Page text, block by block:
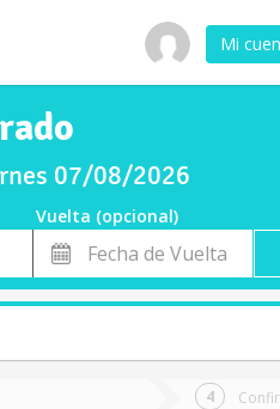
Mi
07/08/2026
Vuelta (opcional)
Fecha
de
Vuelta